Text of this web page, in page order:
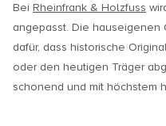
Bei Rheinfrank & Holzfuss
angepasst. Die
dafür, dass historische
oder den heutigen Träger
schonend und mit höchstem